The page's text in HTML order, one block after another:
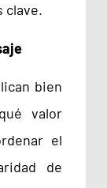
clave.
bien
valor
el
de